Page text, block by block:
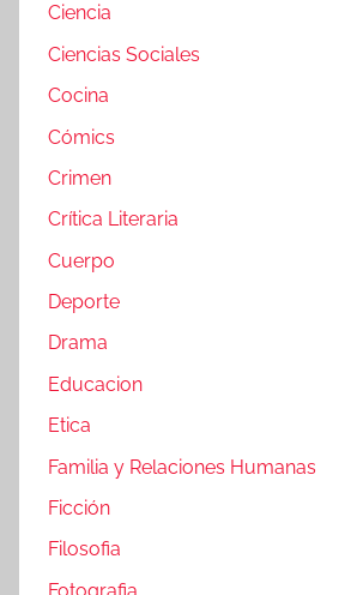
Ciencia
Ciencias Sociales
Cocina
Cómics
Crimen
Crítica Literaria
Cuerpo
Deporte
Drama
Educacion
Etica
Familia y Relaciones Humanas
Ficción
Filosofia
Fotografia